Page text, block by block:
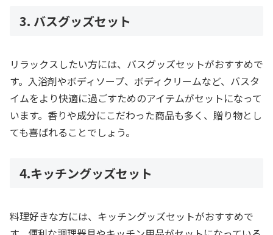
3. バスグッズセット
リラックスしたい方には、バスグッズセットがおすすめで
す。入浴剤やボディソープ、ボディクリームなど、バスタ
イムをより快適に過ごすためのアイテムがセットになって
います。香りや成分にこだわった商品も多く、贈り物とし
ても喜ばれることでしょう。
4.キッチングッズセット
料理好きな方には、キッチングッズセットがおすすめで